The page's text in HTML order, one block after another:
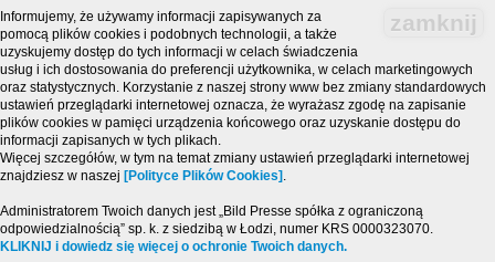
zamknij
Informujemy, że używamy informacji zapisywanych za
pomocą plików cookies i podobnych technologii, a także
uzyskujemy dostęp do tych informacji w celach świadczenia
usług i ich dostosowania do preferencji użytkownika, w celach marketingowych
oraz statystycznych. Korzystanie z naszej strony www bez zmiany standardowych
ustawień przeglądarki internetowej oznacza, że wyrażasz zgodę na zapisanie
plików cookies w pamięci urządzenia końcowego oraz uzyskanie dostępu do
informacji zapisanych w tych plikach.
Więcej szczegółów, w tym na temat zmiany ustawień przeglądarki internetowej
znajdziesz w naszej [Polityce Plików Cookies] .
Administratorem Twoich danych jest „Bild Presse spółka z ograniczoną
odpowiedzialnością” sp. k. z siedzibą w Łodzi, numer KRS 0000323070.
KLIKNIJ i dowiedz się więcej o ochronie Twoich danych.